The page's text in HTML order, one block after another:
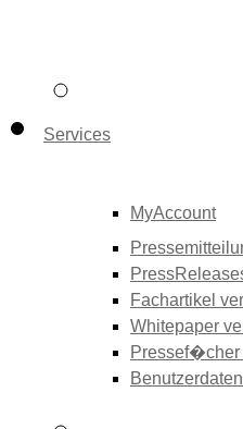
Services
MyAccount
Fachartikel
Whitepaper
Pressef�cher